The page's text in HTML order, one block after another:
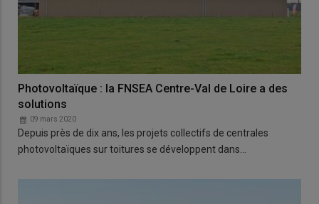
Photovoltaïque : la FNSEA Centre-Val de Loire a des
solutions
09 mars 2020
Depuis près de dix ans, les projets collectifs de centrales
photovoltaïques sur toitures se développent dans…